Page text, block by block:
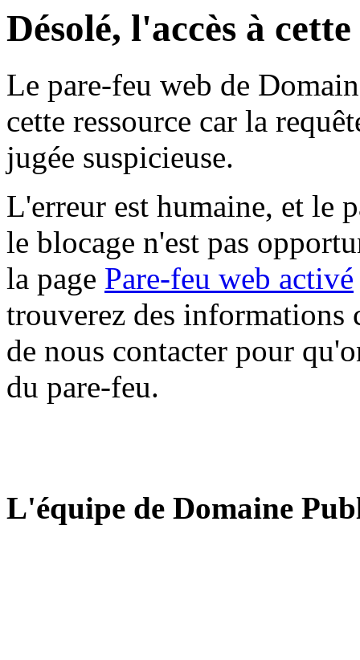
Désolé, l'accès à
Le pare-feu web de
cette ressource car la
jugée suspicieuse.
L'erreur est humaine, et le
le blocage n'est pas
la page Pare-feu web activé
trouverez des informations
de nous contacter pour
du pare-feu.
L'équipe de Domaine